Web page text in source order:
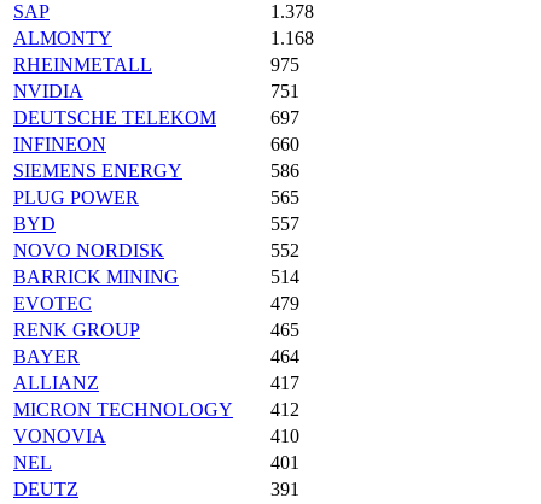
SAP
1.378
ALMONTY
1.168
RHEINMETALL
975
NVIDIA
751
DEUTSCHE TELEKOM
697
INFINEON
660
SIEMENS ENERGY
586
PLUG POWER
565
BYD
557
NOVO NORDISK
552
BARRICK MINING
514
EVOTEC
479
RENK GROUP
465
BAYER
464
ALLIANZ
417
MICRON TECHNOLOGY
412
VONOVIA
410
NEL
401
DEUTZ
391